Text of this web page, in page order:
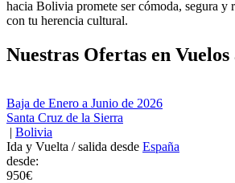
hacia Bolivia promete ser cómoda, segura y
con tu herencia cultural.
Nuestras Ofertas en Vuelos
Baja de Enero a Junio de 2026
Santa Cruz de la Sierra
| Bolivia
Ida y Vuelta / salida desde España
desde:
950€